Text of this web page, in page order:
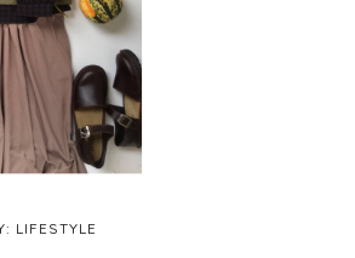
LIFESTYLE